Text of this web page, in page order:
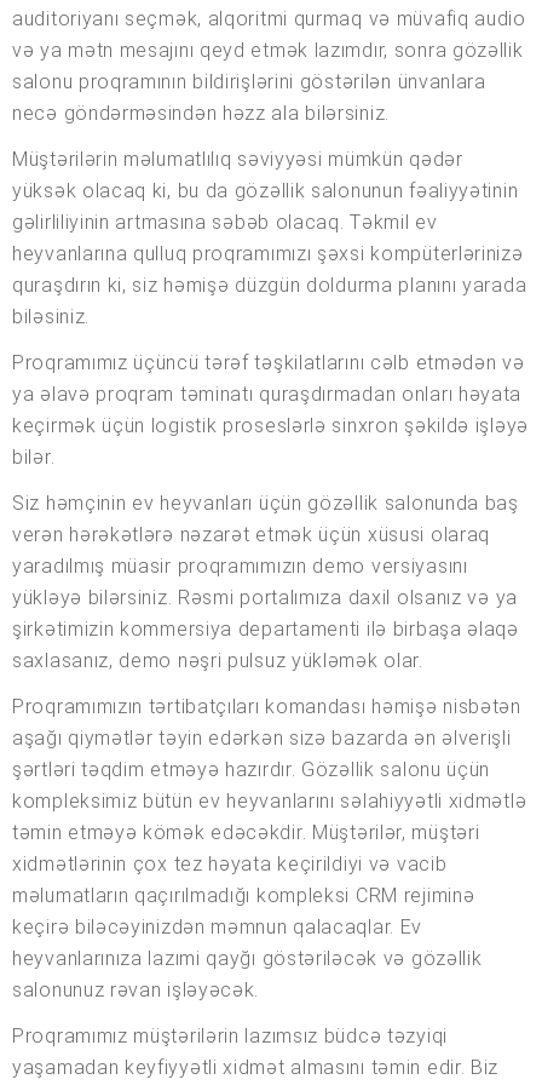
auditoriyanı seçmək, alqoritmi qurmaq və müvafiq audio
və ya mətn mesajını qeyd etmək lazımdır, sonra gözəllik
salonu proqramının bildirişlərini göstərilən ünvanlara
necə göndərməsindən həzz ala bilərsiniz.
Müştərilərin məlumatlılıq səviyyəsi mümkün qədər
yüksək olacaq ki, bu da gözəllik salonunun fəaliyyətinin
gəlirliliyinin artmasına səbəb olacaq. Təkmil ev
heyvanlarına qulluq proqramımızı şəxsi kompüterlərinizə
quraşdırın ki, siz həmişə düzgün doldurma planını yarada
biləsiniz.
Proqramımız üçüncü tərəf təşkilatlarını cəlb etmədən və
ya əlavə proqram təminatı quraşdırmadan onları həyata
keçirmək üçün logistik proseslərlə sinxron şəkildə işləyə
bilər.
Siz həmçinin ev heyvanları üçün gözəllik salonunda baş
verən hərəkətlərə nəzarət etmək üçün xüsusi olaraq
yaradılmış müasir proqramımızın demo versiyasını
yükləyə bilərsiniz. Rəsmi portalımıza daxil olsanız və ya
şirkətimizin kommersiya departamenti ilə birbaşa əlaqə
saxlasanız, demo nəşri pulsuz yükləmək olar.
Proqramımızın tərtibatçıları komandası həmişə nisbətən
aşağı qiymətlər təyin edərkən sizə bazarda ən əlverişli
şərtləri təqdim etməyə hazırdır. Gözəllik salonu üçün
kompleksimiz bütün ev heyvanlarını səlahiyyətli xidmətlə
təmin etməyə kömək edəcəkdir. Müştərilər, müştəri
xidmətlərinin çox tez həyata keçirildiyi və vacib
məlumatların qaçırılmadığı kompleksi CRM rejiminə
keçirə biləcəyinizdən məmnun qalacaqlar. Ev
heyvanlarınıza lazımi qayğı göstəriləcək və gözəllik
salonunuz rəvan işləyəcək.
Proqramımız müştərilərin lazımsız büdcə təzyiqi
yaşamadan keyfiyyətli xidmət almasını təmin edir. Biz